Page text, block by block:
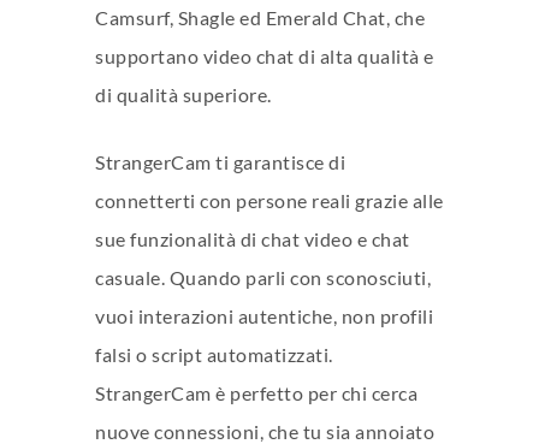
Camsurf, Shagle ed Emerald Chat, che
supportano video chat di alta qualità e
di qualità superiore.
StrangerCam ti garantisce di
connetterti con persone reali grazie alle
sue funzionalità di chat video e chat
casuale. Quando parli con sconosciuti,
vuoi interazioni autentiche, non profili
falsi o script automatizzati.
StrangerCam è perfetto per chi cerca
nuove connessioni, che tu sia annoiato